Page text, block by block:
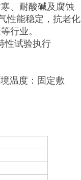
、耐酸碱及腐蚀
性能稳定，抗老化
行业。
性试验执行
温度：固定敷